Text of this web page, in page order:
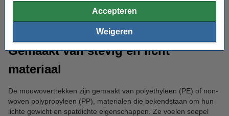
Accepteren
Weigeren
mouwovertrekken bieden de extra zekerheid die nodig is voor
Gemaakt van stevig en licht
materiaal
De mouwovertrekken zijn gemaakt van polyethyleen (PE) of non-
woven polypropyleen (PP), materialen die bekendstaan om hun
lichte gewicht en spatdichte eigenschappen. Ze voelen soepel